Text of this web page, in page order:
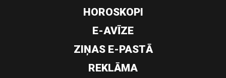
HOROSKOPI
E-AVĪZE
ZIŅAS E-PASTĀ
REKLĀMA